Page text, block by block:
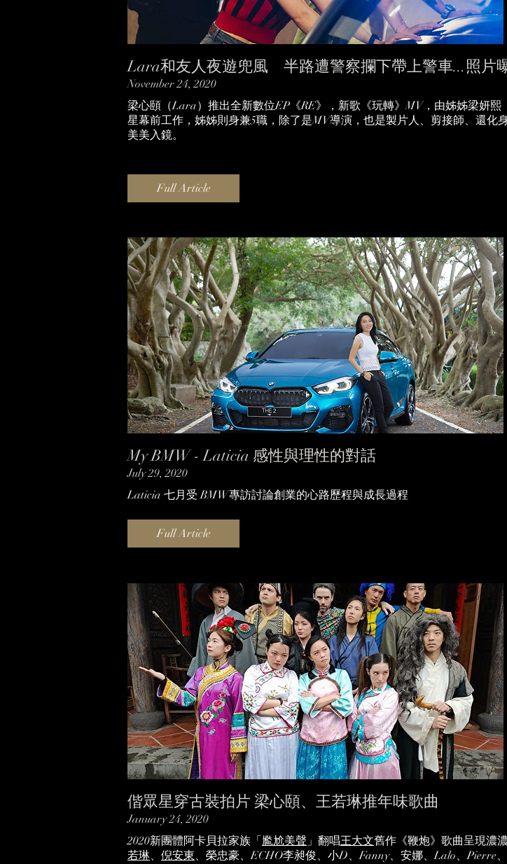
Lara和友人夜遊兜風 半路遭警察攔下帶上警車...照片
November 24, 2020
梁心頤（Lara）推出全新數位EP《RE》，新歌《玩轉》MV，由姊姊梁妍
星幕前工作，姊姊則身兼5職，除了是MV導演，也是製片人、剪接師、還
美美入鏡。
Full Article
My BMW - Laticia 感性與理性的對話
July 29, 2020
Laticia 七月受 BMW專訪討論創業的心路歷程與成長過程
Full Article
偕眾星穿古裝拍片 梁心頤、王若琳推年味歌曲
January 24, 2020
2020新團體阿卡貝拉家族「 尷尬美聲」翻唱王大文舊作《鞭炮》歌曲呈現濃
若琳、 倪安東、榮忠豪、ECHO李昶俊、小D、Fanny、安娜、Lalo、Pierre